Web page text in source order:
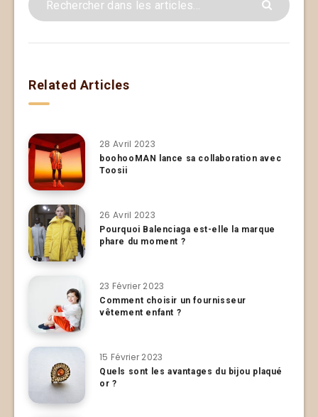
Related Articles
28 Avril 2023
boohooMAN lance sa collaboration avec
Toosii
26 Avril 2023
Pourquoi Balenciaga est-elle la marque
phare du moment ?
23 Février 2023
Comment choisir un fournisseur
vêtement enfant ?
15 Février 2023
Quels sont les avantages du bijou plaqué
or ?